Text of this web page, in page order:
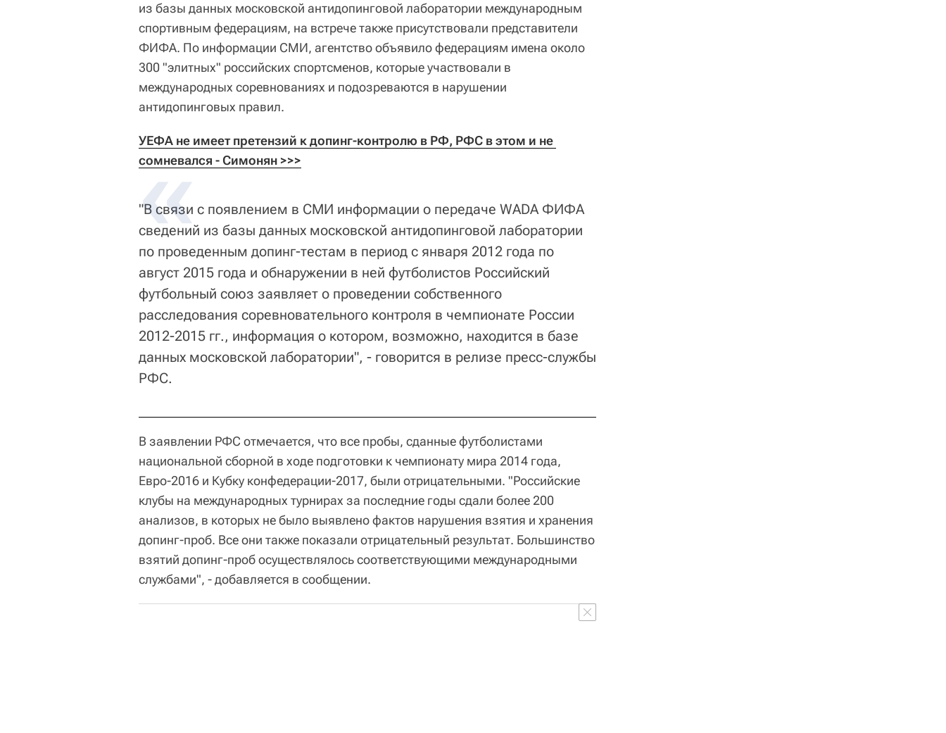
из базы данных московской антидопинговой лаборатории международным
спортивным федерациям, на встрече также присутствовали представители
ФИФА. По информации СМИ, агентство объявило федерациям имена около
300 "элитных" российских спортсменов, которые участвовали в
международных соревнованиях и подозреваются в нарушении
антидопинговых правил.
УЕФА не имеет претензий к допинг-контролю в РФ, РФС в этом и не
сомневался - Симонян >>>
"В связи с появлением в СМИ информации о передаче WADA ФИФА
сведений из базы данных московской антидопинговой лаборатории
по проведенным допинг-тестам в период с января 2012 года по
август 2015 года и обнаружении в ней футболистов Российский
футбольный союз заявляет о проведении собственного
расследования соревновательного контроля в чемпионате России
2012-2015 гг., информация о котором, возможно, находится в базе
данных московской лаборатории", - говорится в релизе пресс-службы
РФС.
В заявлении РФС отмечается, что все пробы, сданные футболистами
национальной сборной в ходе подготовки к чемпионату мира 2014 года,
Евро-2016 и Кубку конфедерации-2017, были отрицательными. "Российские
клубы на международных турнирах за последние годы сдали более 200
анализов, в которых не было выявлено фактов нарушения взятия и хранения
допинг-проб. Все они также показали отрицательный результат. Большинство
взятий допинг-проб осуществлялось соответствующими международными
службами", - добавляется в сообщении.